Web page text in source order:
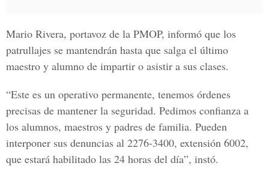
Mario Rivera, portavoz de la PMOP, informó que los
patrullajes se mantendrán hasta que salga el último
maestro y alumno de impartir o asistir a sus clases.
“Este es un operativo permanente, tenemos órdenes
precisas de mantener la seguridad. Pedimos confianza a
los alumnos, maestros y padres de familia. Pueden
interponer sus denuncias al 2276-3400, extensión 6002,
que estará habilitado las 24 horas del día”, instó.